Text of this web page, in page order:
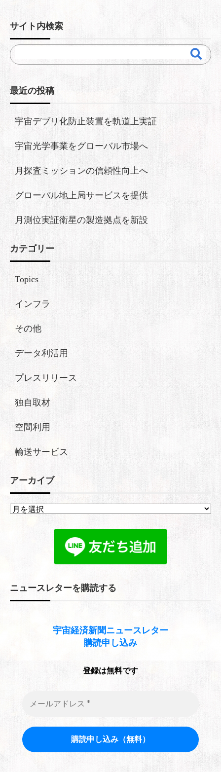
サイト内検索
最近の投稿
宇宙デブリ化防止装置を軌道上実証
宇宙光学事業をグローバル市場へ
月探査ミッションの信頼性向上へ
グローバル地上局サービスを提供
月測位実証衛星の製造拠点を新設
カテゴリー
Topics
インフラ
その他
データ利活用
プレスリリース
独自取材
空間利用
輸送サービス
アーカイブ
ア
ー
ニュースレターを購読する
宇宙経済新聞ニュースレター
購読申し込み
登録は無料です